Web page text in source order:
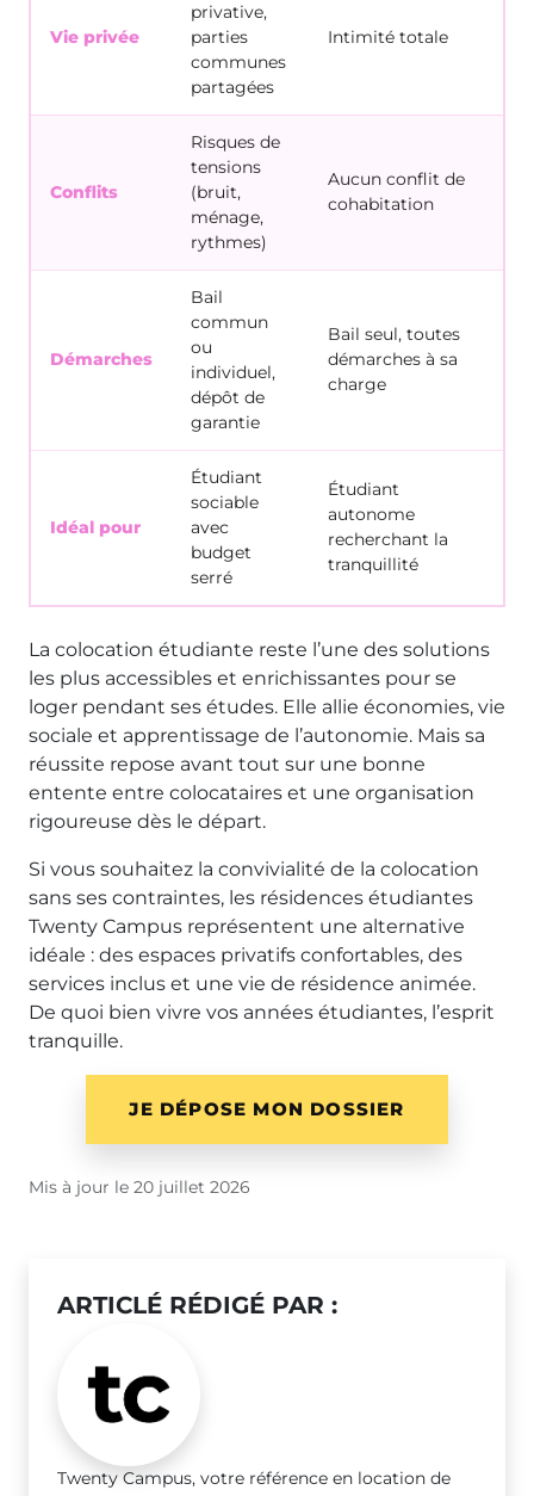
Vie privée
privative,
parties
communes
partagées
Intimité totale
Conflits
Risques de
tensions
(bruit,
ménage,
rythmes)
Aucun conflit de
cohabitation
Démarches
Bail
commun
ou
individuel,
dépôt de
garantie
Bail seul, toutes
démarches à sa
charge
Idéal pour
Étudiant
sociable
avec
budget
serré
Étudiant
autonome
recherchant la
tranquillité
La colocation étudiante reste l’une des solutions
les plus accessibles et enrichissantes pour se
loger pendant ses études. Elle allie économies, vie
sociale et apprentissage de l’autonomie. Mais sa
réussite repose avant tout sur une bonne
entente entre colocataires et une organisation
rigoureuse dès le départ.
Si vous souhaitez la convivialité de la colocation
sans ses contraintes, les résidences étudiantes
Twenty Campus représentent une alternative
idéale : des espaces privatifs confortables, des
services inclus et une vie de résidence animée.
De quoi bien vivre vos années étudiantes, l’esprit
tranquille.
JE DÉPOSE MON DOSSIER
Mis à jour le 20 juillet 2026
ARTICLÉ RÉDIGÉ PAR :
Twenty Campus, votre référence en location de